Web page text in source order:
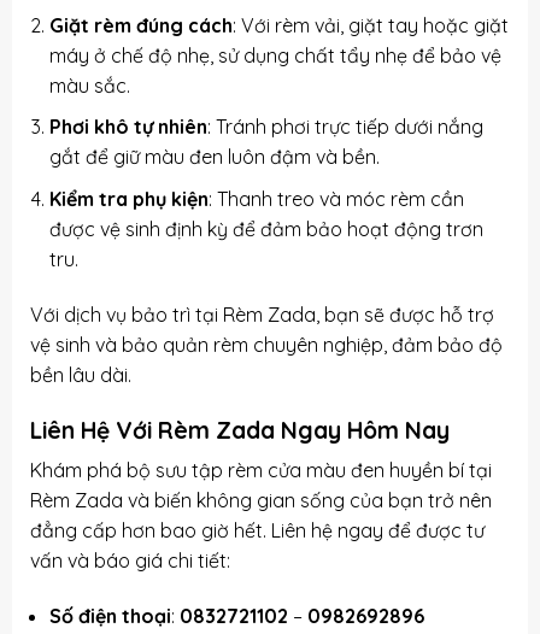
Giặt rèm đúng cách: Với rèm vải, giặt tay hoặc giặt
máy ở chế độ nhẹ, sử dụng chất tẩy nhẹ để bảo vệ
màu sắc.
Phơi khô tự nhiên: Tránh phơi trực tiếp dưới nắng
gắt để giữ màu đen luôn đậm và bền.
Kiểm tra phụ kiện: Thanh treo và móc rèm cần
được vệ sinh định kỳ để đảm bảo hoạt động trơn
tru.
Với dịch vụ bảo trì tại Rèm Zada, bạn sẽ được hỗ trợ
vệ sinh và bảo quản rèm chuyên nghiệp, đảm bảo độ
bền lâu dài.
Liên Hệ Với Rèm Zada Ngay Hôm Nay
Khám phá bộ sưu tập rèm cửa màu đen huyền bí tại
Rèm Zada và biến không gian sống của bạn trở nên
đẳng cấp hơn bao giờ hết. Liên hệ ngay để được tư
vấn và báo giá chi tiết:
Số điện thoại: 0832721102 – 0982692896